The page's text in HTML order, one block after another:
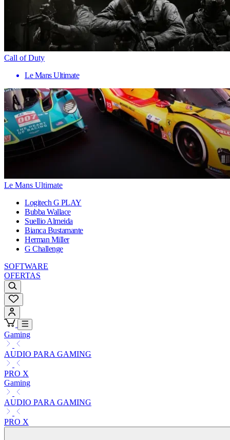
Call of Duty
Le Mans Ultimate
Le Mans Ultimate
Logitech G PLAY
Bubba Wallace
Suellio Almeida
Bianca Bustamante
Herman Miller
G Challenge
SOFTWARE
OFERTAS
Gaming
AUDIO PARA GAMING
PRO X
Gaming
AUDIO PARA GAMING
PRO X